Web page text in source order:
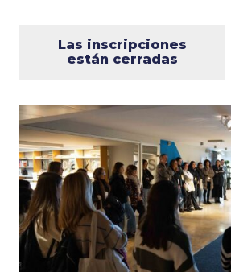
Las inscripciones
están cerradas